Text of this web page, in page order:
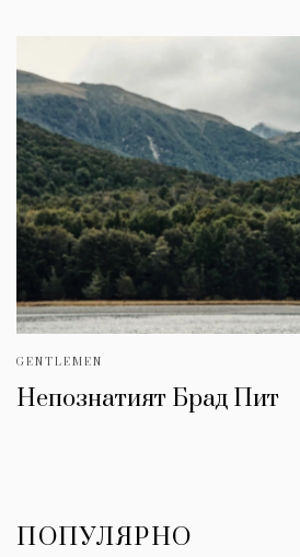
GENTLEMEN
Непознатият Брад Пит
ПОПУЛЯРНО